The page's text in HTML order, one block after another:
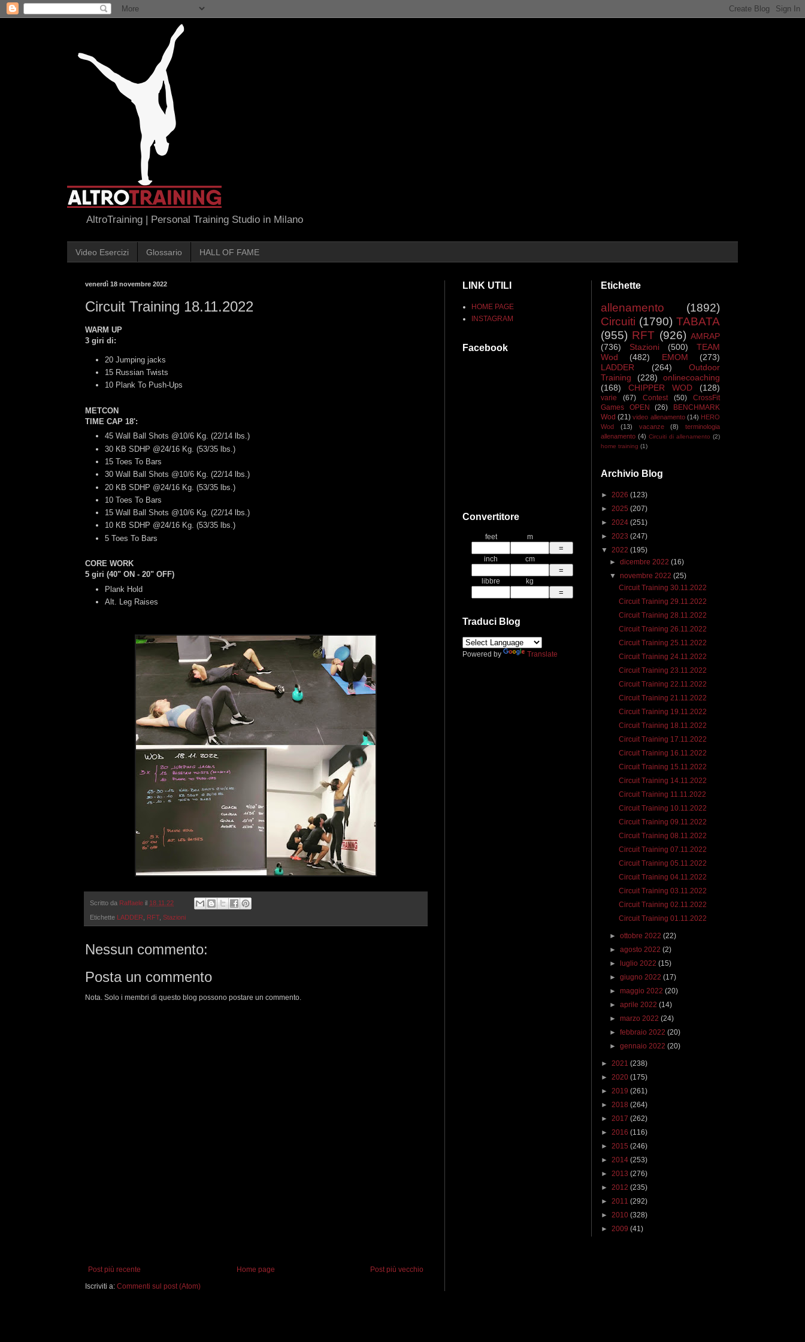
AltroTraining | Personal Training Studio in Milano
Video Esercizi Glossario HALL OF FAME
venerdì 18 novembre 2022
Circuit Training 18.11.2022
WARM UP
3 giri di:
20 Jumping jacks
15 Russian Twists
10 Plank To Push-Ups
METCON
TIME CAP 18':
45 Wall Ball Shots @10/6 Kg. (22/14 lbs.)
30 KB SDHP @24/16 Kg. (53/35 lbs.)
15 Toes To Bars
30 Wall Ball Shots @10/6 Kg. (22/14 lbs.)
20 KB SDHP @24/16 Kg. (53/35 lbs.)
10 Toes To Bars
15 Wall Ball Shots @10/6 Kg. (22/14 lbs.)
10 KB SDHP @24/16 Kg. (53/35 lbs.)
5 Toes To Bars
CORE WORK
5 giri (40" ON - 20" OFF)
Plank Hold
Alt. Leg Raises
Scritto da Raffaele il 18.11.22
Etichette LADDER RFT, Stazioni
Nessun commento:
Posta un commento
Nota. Solo i membri di questo blog possono postare un commento.
Post più recente Post più vecchio
Home page
Iscriviti a: Commenti sul post (Atom)
LINK UTILI
HOME PAGE
INSTAGRAM
Facebook
Convertitore
feet m
inch cm
libbre kg
Traduci Blog
Powered by Translate
Etichette
allenamento
(1892)
Circuiti (1790) TABATA
(955) RFT (926) AMRAP
(736)
Stazioni (500)
TEAM
Wod
(482) EMOM
(273)
LADDER
(264)
Outdoor
Training
(228)
onlinecoaching
(168)
CHIPPER WOD (128)
varie (67) Contest (50)
CrossFit
Games OPEN
(26)
BENCHMARK
Wod (21) video allenamento (14) HERO
Wod
(13) vacanze (8)
terminologia
allenamento (4) Circuiti di allenamento (2)
home training (1)
Archivio Blog
► 2026 (123)
► 2025 (207)
► 2024 (251)
► 2023 (247)
▼ 2022 (195)
►dicembre 2022(16)
▼novembre 2022(25)
Circuit Training 30.11.2022
Circuit Training 29.11.2022
Circuit Training 28.11.2022
Circuit Training 26.11.2022
Circuit Training 25.11.2022
Circuit Training 24.11.2022
Circuit Training 23.11.2022
Circuit Training 22.11.2022
Circuit Training 21.11.2022
Circuit Training 19.11.2022
Circuit Training 18.11.2022
Circuit Training 17.11.2022
Circuit Training 16.11.2022
Circuit Training 15.11.2022
Circuit Training 14.11.2022
Circuit Training 11.11.2022
Circuit Training 10.11.2022
Circuit Training 09.11.2022
Circuit Training 08.11.2022
Circuit Training 07.11.2022
Circuit Training 05.11.2022
Circuit Training 04.11.2022
Circuit Training 03.11.2022
Circuit Training 02.11.2022
Circuit Training 01.11.2022
►ottobre 2022(22)
►agosto 2022(2)
►
luglio 2022(15)
►giugno 2022(17)
►maggio 2022(20)
►aprile 2022(14)
►marzo 2022(24)
►febbraio 2022(20)
►gennaio 2022(20)
► 2021 (238)
► 2020 (175)
► 2019 (261)
► 2018 (264)
► 2017 (262)
► 2016 (116)
► 2015 (246)
► 2014 (253)
► 2013 (276)
► 2012 (235)
► 2011 (292)
► 2010 (328)
► 2009 (41)